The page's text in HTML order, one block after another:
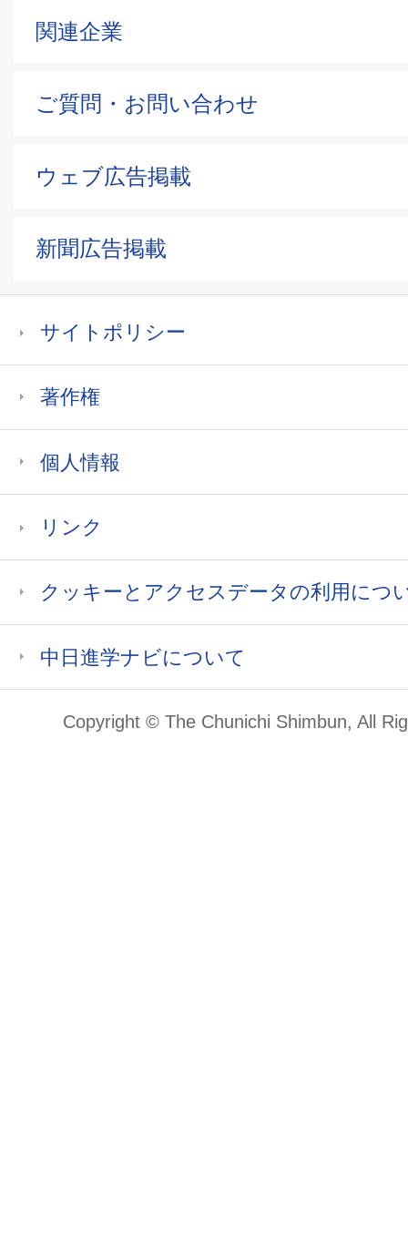
関連企業
ご質問・お問い合わせ
ウェブ広告掲載
新聞広告掲載
サイトポリシー
著作権
個人情報
リンク
クッキーとアクセスデータの利用につ
中日進学ナビについて
Copyright © The Chunichi Shimbun, All